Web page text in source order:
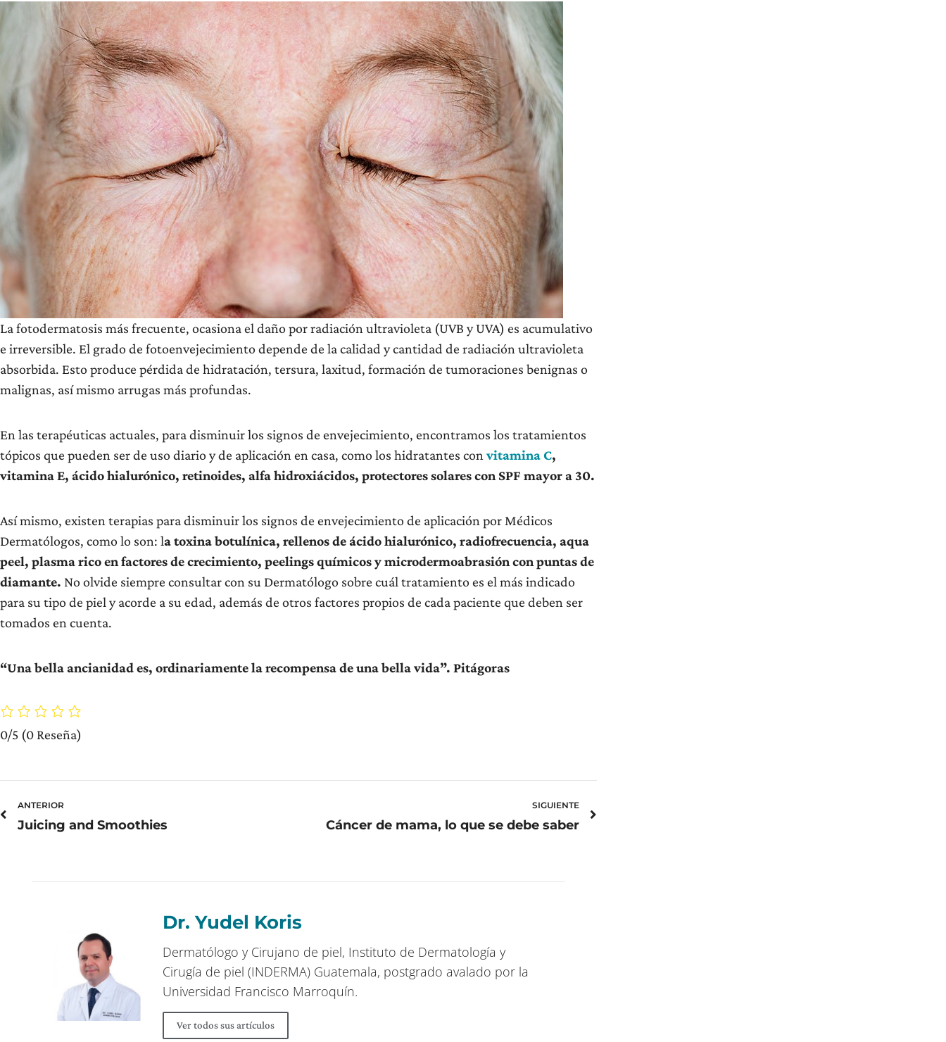
La fotodermatosis más frecuente, ocasiona el daño por radiación ultravioleta (UVB y UVA) es acumulativo
e irreversible. El grado de fotoenvejecimiento depende de la calidad y cantidad de radiación ultravioleta
absorbida. Esto produce pérdida de hidratación, tersura, laxitud, formación de tumoraciones benignas o
malignas, así mismo arrugas más profundas.
En las terapéuticas actuales, para disminuir los signos de envejecimiento, encontramos los tratamientos
tópicos que pueden ser de uso diario y de aplicación en casa, como los hidratantes con vitamina C,
vitamina E, ácido hialurónico, retinoides, alfa hidroxiácidos, protectores solares con SPF mayor a 30.
Así mismo, existen terapias para disminuir los signos de envejecimiento de aplicación por Médicos
Dermatólogos, como lo son: la toxina botulínica, rellenos de ácido hialurónico, radiofrecuencia, aqua
peel, plasma rico en factores de crecimiento, peelings químicos y microdermoabrasión con puntas de
diamante. No olvide siempre consultar con su Dermatólogo sobre cuál tratamiento es el más indicado
para su tipo de piel y acorde a su edad, además de otros factores propios de cada paciente que deben ser
tomados en cuenta.
“Una bella ancianidad es, ordinariamente la recompensa de una bella vida”. Pitágoras
0/5 (0 Reseña)
ANTERIOR
Juicing and Smoothies
SIGUIENTE
Cáncer de mama, lo que se debe saber
Dr. Yudel Koris
Dermatólogo y Cirujano de piel, Instituto de Dermatología y
Cirugía de piel (INDERMA) Guatemala, postgrado avalado por la
Universidad Francisco Marroquín.
Ver todos sus artículos